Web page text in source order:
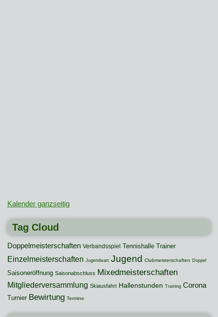
Kalender ganzseitig
Tag Cloud
Doppelmeisterschaften Verbandsspiel Tennishalle Trainer
Einzelmeisterschaften Jugendwart Jugend Clubmeisterschaften Doppel
Saisoneröffnung Saisonabschluss Mixedmeisterschaften
Mitgliederversammlung Skiausfahrt Hallenstunden Training Corona
Turnier Bewirtung Termine